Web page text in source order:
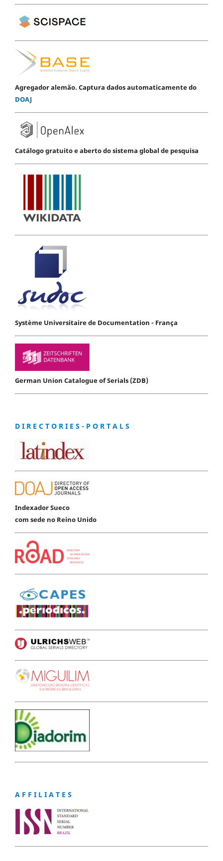
Agregador alemão. Captura dados automaticamente do
DOAJ
Catálogo gratuito e aberto do sistema global de pesquisa
Système Universitaire de Documentation - França
German Union Catalogue of Serials (ZDB)
D I R E C T O R I E S - P O R T A L S
Indexador Sueco
com sede no Reino Unido
A F F I L I A T E S